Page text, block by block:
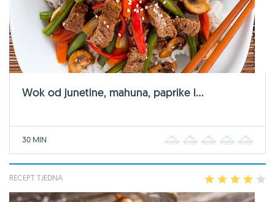
Wok od junetine, mahuna, paprike i...
30 MIN 2 3 4
RECEPT TJEDNA 2 3 4